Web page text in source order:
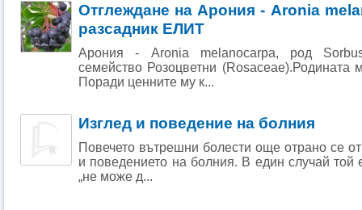
Отглеждане на Арония - Aronia
разсадник ЕЛИТ
Арония - Aronia melanocarpa, род
семейство Розоцветни (Rosaceae).Родината
Поради ценните му к...
Изглед и поведение на болния
Повечето вътрешни болести още отрано се
и поведението на болния. В един случай той
„не може д...